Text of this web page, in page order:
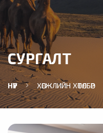
СУРГАЛТ
НҮҮР ХӨГЖЛИЙН ХӨТӨЛБӨР